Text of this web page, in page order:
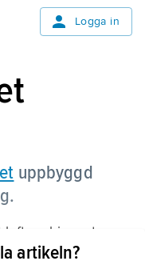
Logga in
uppbyggd
lyfter ekipaget
på bränslet
artikeln?